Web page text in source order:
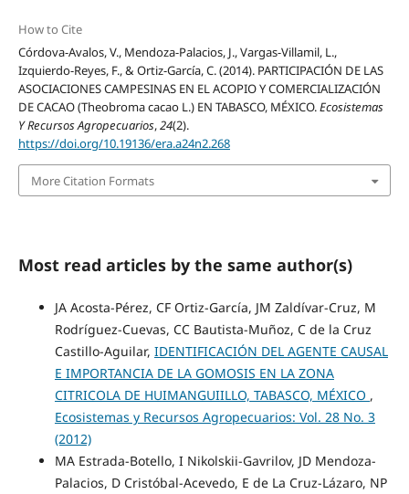
How to Cite
Córdova-Avalos, V., Mendoza-Palacios, J., Vargas-Villamil, L.,
Izquierdo-Reyes, F., & Ortiz-García, C. (2014). PARTICIPACIÓN DE LAS
ASOCIACIONES CAMPESINAS EN EL ACOPIO Y COMERCIALIZACIÓN
DE CACAO (Theobroma cacao L.) EN TABASCO, MÉXICO.Ecosistemas
Y Recursos Agropecuarios,24(2).
https://doi.org/10.19136/era.a24n2.268
More Citation Formats
Most read articles by the same author(s)
JA Acosta-Pérez, CF Ortiz-García, JM Zaldívar-Cruz, M
Rodríguez-Cuevas, CC Bautista-Muñoz, C de la Cruz
Castillo-Aguilar, IDENTIFICACIÓN DEL AGENTE CAUSAL
E IMPORTANCIA DE LA GOMOSIS EN LA ZONA
CITRICOLA DE HUIMANGUIILLO, TABASCO, MÉXICO ,
Ecosistemas y Recursos Agropecuarios: Vol. 28 No. 3
(2012)
MA Estrada-Botello, I Nikolskii-Gavrilov, JD Mendoza-
Palacios, D Cristóbal-Acevedo, E de La Cruz-Lázaro, NP